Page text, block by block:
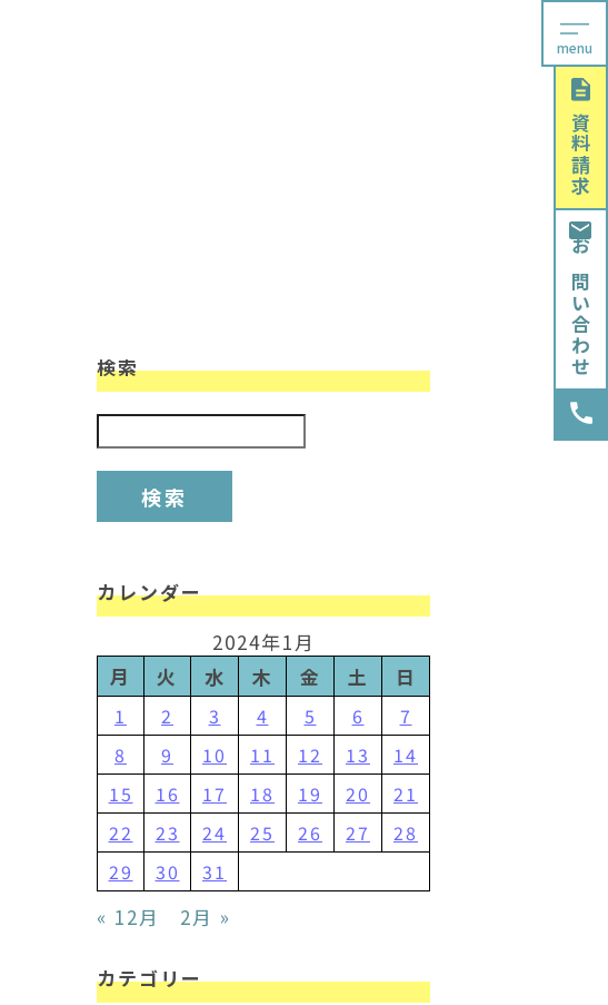
menu
資料請求
お問い合わせ
検索
カレンダー
2024年1月
月
火 水 木 金 土 日
1 2 3 4 5 6
7
8
9 10 11 12 13
14
15
16 17 18 19 20
21
22
23 24 25 26 27
28
29
30 31
« 12月 2月 »
カテゴリー